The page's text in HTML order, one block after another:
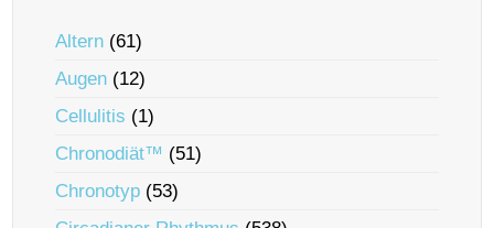
Altern (61)
Augen (12)
Cellulitis (1)
Chronodiät™ (51)
Chronotyp (53)